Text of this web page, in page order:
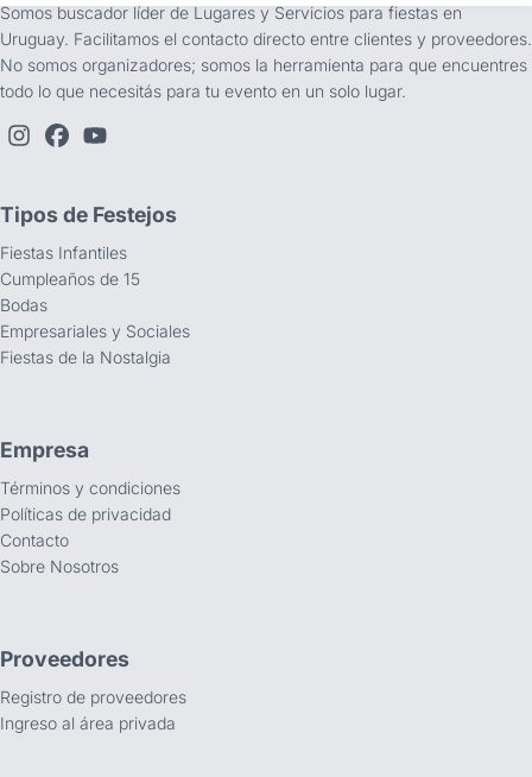
Somos buscador líder de Lugares y Servicios para fiestas en
Uruguay. Facilitamos el contacto directo entre clientes y proveedores.
No somos organizadores; somos la herramienta para que encuentres
todo lo que necesitás para tu evento en un solo lugar.
Tipos de Festejos
Fiestas Infantiles
Cumpleaños de 15
Bodas
Empresariales y Sociales
Fiestas de la Nostalgia
Empresa
Términos y condiciones
Políticas de privacidad
Contacto
Sobre Nosotros
Proveedores
Registro de proveedores
Ingreso al área privada